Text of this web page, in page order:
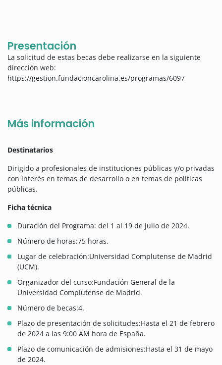
Presentación
La solicitud de estas becas debe realizarse en la siguiente
dirección web:
https://gestion.fundacioncarolina.es/programas/6097
Más información
Destinatarios
Dirigido a profesionales de instituciones públicas y/o privadas
con interés en temas de desarrollo o en temas de políticas
públicas.
Ficha técnica
Duración del Programa: del 1 al 19 de julio de 2024.
Número de horas:75 horas.
Lugar de celebración:Universidad Complutense de Madrid
(UCM).
Organizador del curso:Fundación General de la
Universidad Complutense de Madrid.
Número de becas:4.
Plazo de presentación de solicitudes:Hasta el 21 de febrero
de 2024 a las 9:00 AM hora de España.
Plazo de comunicación de admisiones:Hasta el 31 de mayo
de 2024.